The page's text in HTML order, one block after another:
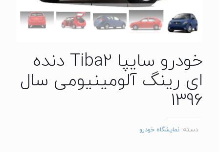
خودرو سایپا Tiba2 دنده
ای رینگ آلومینیومی سال
1396
دسته: نمایشگاه خودرو